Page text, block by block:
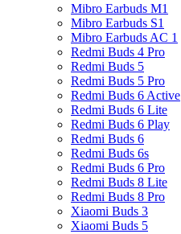
Mibro Earbuds M1
Mibro Earbuds S1
Mibro Earbuds AC 1
Redmi Buds 4 Pro
Redmi Buds 5
Redmi Buds 5 Pro
Redmi Buds 6 Active
Redmi Buds 6 Lite
Redmi Buds 6 Play
Redmi Buds 6
Redmi Buds 6s
Redmi Buds 6 Pro
Redmi Buds 8 Lite
Redmi Buds 8 Pro
Xiaomi Buds 3
Xiaomi Buds 5